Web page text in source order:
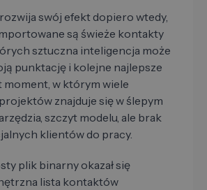
rozwija swój efekt dopiero wtedy,
są świeże kontakty
sztuczna inteligencja może
punktację i kolejne najlepsze
moment, w którym wiele
znajduje się w ślepym
szczyt modelu, ale brak
klientów do pracy.
plik binarny okazał się
lista kontaktów